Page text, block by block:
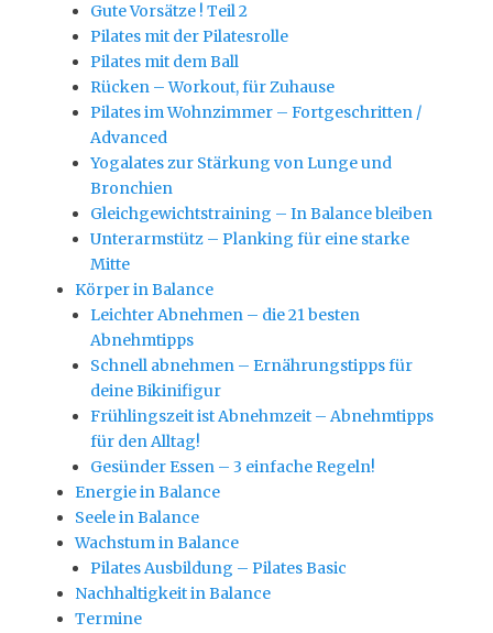
Gute Vorsätze ! Teil 2
Pilates mit der Pilatesrolle
Pilates mit dem Ball
Rücken – Workout, für Zuhause
Pilates im Wohnzimmer – Fortgeschritten /
Advanced
Yogalates zur Stärkung von Lunge und
Bronchien
Gleichgewichtstraining – In Balance bleiben
Unterarmstütz – Planking für eine starke
Mitte
Körper in Balance
Leichter Abnehmen – die 21 besten
Abnehmtipps
Schnell abnehmen – Ernährungstipps für
deine Bikinifigur
Frühlingszeit ist Abnehmzeit – Abnehmtipps
für den Alltag!
Gesünder Essen – 3 einfache Regeln!
Energie in Balance
Seele in Balance
Wachstum in Balance
Pilates Ausbildung – Pilates Basic
Nachhaltigkeit in Balance
Termine